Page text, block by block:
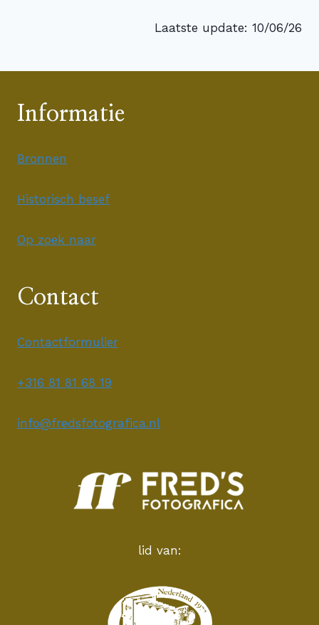
Laatste update: 10/06/26
Informatie
Bronnen
Historisch besef
Op zoek naar
Contact
Contactformulier
+316 81 81 68 19
info@fredsfotografica.nl
lid van: